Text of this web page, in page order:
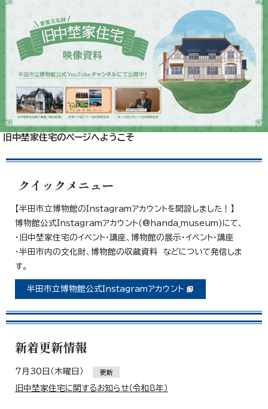
旧中埜家住宅のページへようこそ
クイックメニュー
【半田市立博物館のInstagramアカウントを開設しました！】
博物館公式Instagramアカウント(@handa_museum)にて、
・旧中埜家住宅のイベント・講座、博物館の展示・イベント・講座
・半田市内の文化財、博物館の収蔵資料 などについて発信しま
す。
半田市立博物館公式Instagramアカウント
新着更新情報
7月30日（木曜日） 更新
旧中埜家住宅に関するお知らせ（令和8年）